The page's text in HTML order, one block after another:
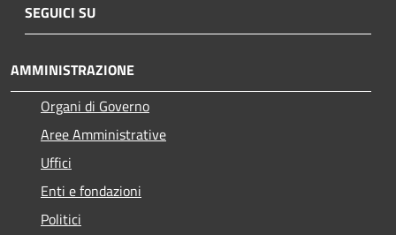
SEGUICI SU
AMMINISTRAZIONE
Organi di Governo
Aree Amministrative
Uffici
Enti e fondazioni
Politici